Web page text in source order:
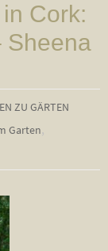
Cork:
Sheena
ZU GÄRTEN
Garten,